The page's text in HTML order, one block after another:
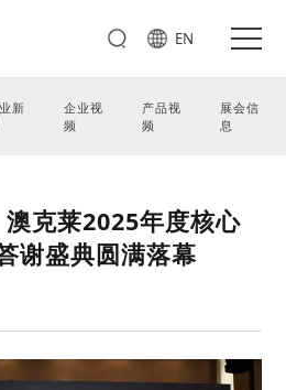
EN
新
企业视
频
产品视
频
展会信
息
克莱2025年度核心
谢盛典圆满落幕